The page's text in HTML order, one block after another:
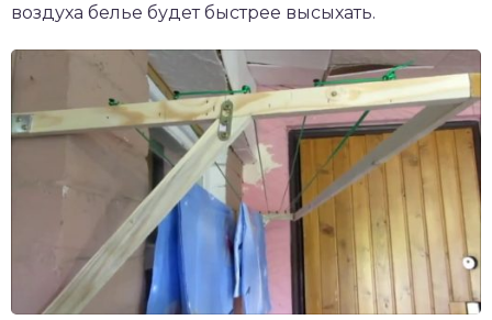
воздуха белье будет быстрее высыхать.